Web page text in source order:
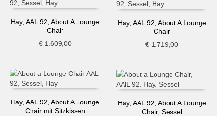
Hay, AAL 92, About A Lounge
Chair
€1.609,00
Hay, AAL 92, About A Lounge
Chair
€ 1.719,00
Hay, AAL 92, About A Lounge
Chair mit Sitzkissen
Hay, AAL 92, About A Lounge
Chair, Sessel